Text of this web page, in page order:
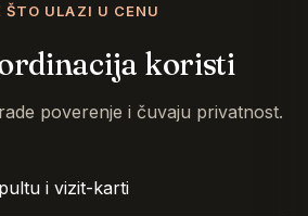
ŠTO ULAZI U CENU
ordinacija koristi
poverenje i čuvaju privatnost.
i vizit-karti